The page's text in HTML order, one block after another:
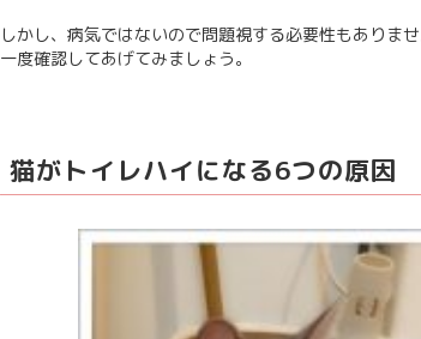
しかし、病気ではないので問題視する必要性もありま
一度確認してあげてみましょう。
猫がトイレハイになる6つの原因